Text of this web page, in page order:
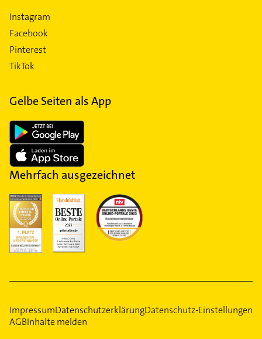
Instagram
Facebook
Pinterest
TikTok
Gelbe Seiten als App
Mehrfach ausgezeichnet
ImpressumDatenschutzerklärungDatenschutz-Einstellungen
AGBInhalte melden